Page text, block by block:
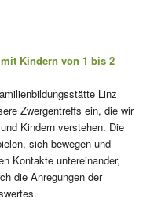
Kindern von 1 bis 2
Linz
Zwergentreffs ein, die wir
Kindern verstehen. Die
sich bewegen und
Kontakte untereinander,
die Anregungen der